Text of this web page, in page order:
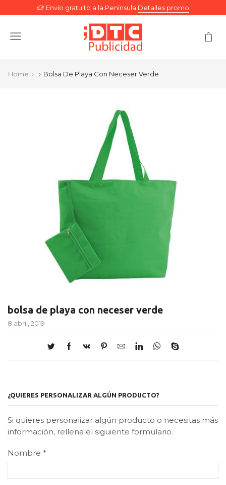
Envío gratuito a la Península Detalles promo
Menu
Home Bolsa De Playa Con Neceser Verde
bolsa de playa con neceser verde
8 abril, 2019
¿QUIERES PERSONALIZAR ALGÚN PRODUCTO?
Si quieres personalizar algún producto o necesitas más
información, rellena el siguiente formulario.
Nombre *